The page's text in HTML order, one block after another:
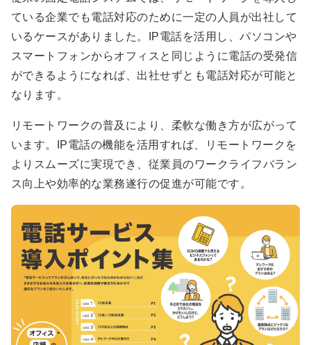
ている企業でも電話対応のために一定の人員が出社して
いるケースがありました。IP電話を活用し、パソコンや
スマートフォンからオフィスと同じように電話の受発信
ができるようになれば、出社せずとも電話対応が可能と
なります。
リモートワークの普及により、柔軟な働き方が広がって
います。IP電話の機能を活用すれば、リモートワークを
よりスムーズに実現でき、従業員のワークライフバラン
ス向上や効率的な業務遂行の促進が可能です。